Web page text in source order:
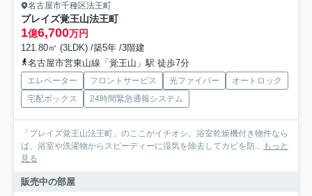
名古屋市千種区法王町
プレイズ覚王山法王町
1億6,700万円
121.80㎡ (3LDK) /築5年 /3階建
名古屋市営東山線「覚王山」駅 徒歩7分
エレベーター フロントサービス 光ファイバー
オートロック
宅配ボックス
24時間緊急通報システム
「プレイズ覚王山法王町」のここがイチオシ。浴室乾燥機付き物件なら
ば、浴室や洗濯物からスピーディーに湿気を除去してカビを防... もっと
見る
販売中の部屋